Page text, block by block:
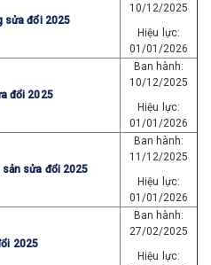
sửa đổi 2025
10/12/2025
Hiệu lực:
01/01/2026
đổi 2025
Ban hành:
10/12/2025
Hiệu lực:
01/01/2026
sửa đổi 2025
Ban hành:
11/12/2025
Hiệu lực:
01/01/2026
2025
Ban hành:
27/02/2025
Hiệu lực: